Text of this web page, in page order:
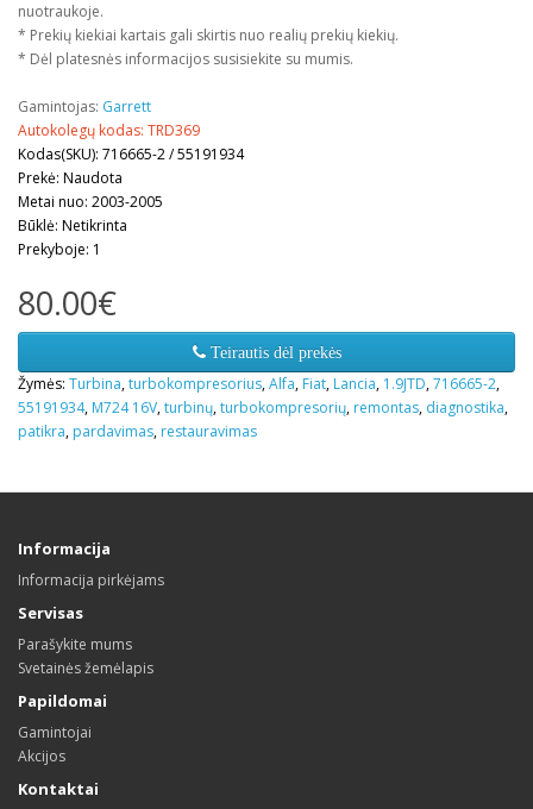
nuotraukoje.
* Prekių kiekiai kartais gali skirtis nuo realių prekių kiekių.
* Dėl platesnės informacijos susisiekite su mumis.
Gamintojas: Garrett
Autokolegų kodas: TRD369
Kodas(SKU): 716665-2 / 55191934
Prekė: Naudota
Metai nuo: 2003-2005
Būklė: Netikrinta
Prekyboje: 1
80.00€
Teirautis dėl prekės
Žymės: Turbina,turbokompresorius,Alfa, Fiat, Lancia, 1.9JTD,716665-2,
55191934, M724 16V,turbinų,turbokompresorių, remontas, diagnostika,
patikra, pardavimas, restauravimas
Informacija
Informacija pirkėjams
Servisas
Parašykite mums
Svetainės žemėlapis
Papildomai
Gamintojai
Akcijos
Kontaktai